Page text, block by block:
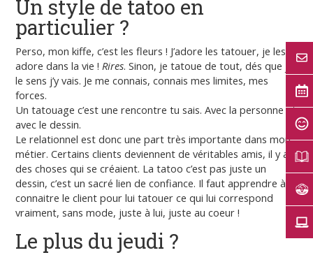
Un style de tatoo en
particulier ?
Perso, mon kiffe, c’est les fleurs ! J’adore les tatouer, je les
adore dans la vie ! Rires. Sinon, je tatoue de tout, dés que je
le sens j’y vais. Je me connais, connais mes limites, mes
forces.
Un tatouage c’est une rencontre tu sais. Avec la personne et
avec le dessin.
Le relationnel est donc une part très importante dans mon
métier. Certains clients deviennent de véritables amis, il y a
des choses qui se créaient. La tatoo c’est pas juste un
dessin, c’est un sacré lien de confiance. Il faut apprendre à
connaitre le client pour lui tatouer ce qui lui correspond
vraiment, sans mode, juste à lui, juste au coeur !
Le plus du jeudi ?